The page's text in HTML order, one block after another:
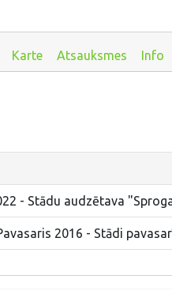
Karte Atsauksmes Info
- Stādu audzētava
2016 - Stādi